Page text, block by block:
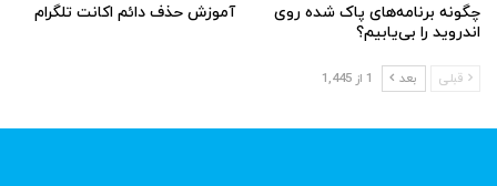
چگونه برنامه‌های پاک شده روی
اندروید را بی‌یابیم؟
آموزش حذف دائم اکانت تلگرام
قبلی بعد 1 از 1,445